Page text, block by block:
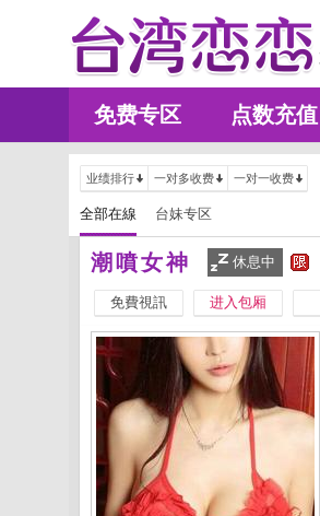
免费专区 点数充值
业绩排行 一对多收费 一对一收费
全部在線 台妹专区
潮噴女神 休息中
免費視訊 进入包厢